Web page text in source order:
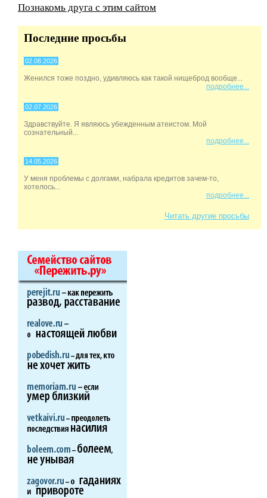
Познакомь друга с этим сайтом
Последние просьбы
02.08.2026
Женился тоже поздно, удивляюсь как такой нищеброд вообще...
подробнее...
02.07.2026
Здравствуйте. Я являюсь убежденным атеистом. Мой
сознательный...
подробнее...
14.05.2026
У меня проблемы с долгами, набрала кредитов зачем-то,
хотелось...
подробнее...
Читать другие просьбы